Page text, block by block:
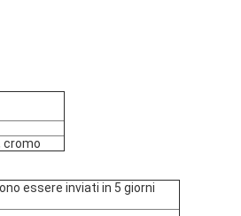
cromo
essere inviati in 5 giorni